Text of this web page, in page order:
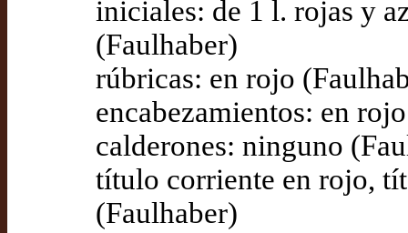
iniciales: de 1 l. rojas y
(Faulhaber)
rúbricas: en rojo
encabezamientos: en
calderones: ninguno
título corriente en rojo,
(Faulhaber)